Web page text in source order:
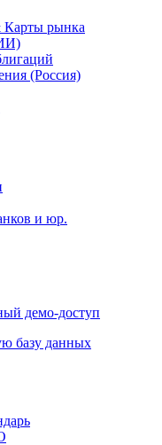
Карты рынка
(Россия)
и юр.
демо-доступ
базу данных